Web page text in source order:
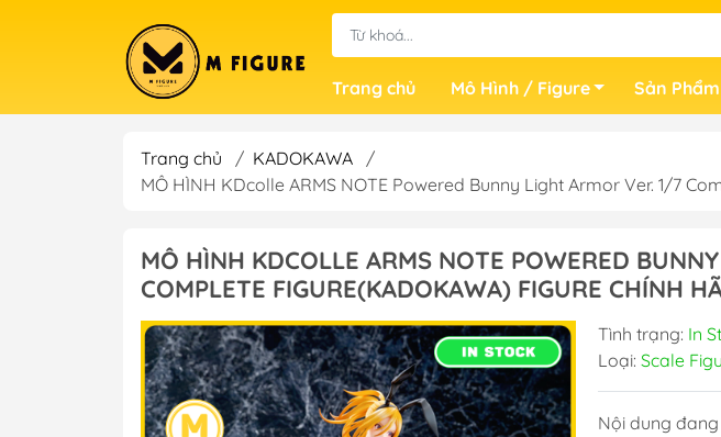
Trang chủ
Mô Hình / Figure Sản
Trang chủ / KADOKAWA
/
MÔ HÌNH KDcolle ARMS NOTE Powered Bunny Light Armor Ver. 1/7
MÔ HÌNH KDCOLLE ARMS NOTE POWERED
COMPLETE FIGURE(KADOKAWA) FIGURE CHÍNH
Tình trạng: In
Loại: Scale
Nội dung đang